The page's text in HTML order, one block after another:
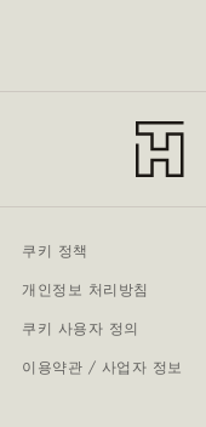
쿠키 정책
개인정보 처리방침
쿠키 사용자 정의
이용약관 / 사업자 정보